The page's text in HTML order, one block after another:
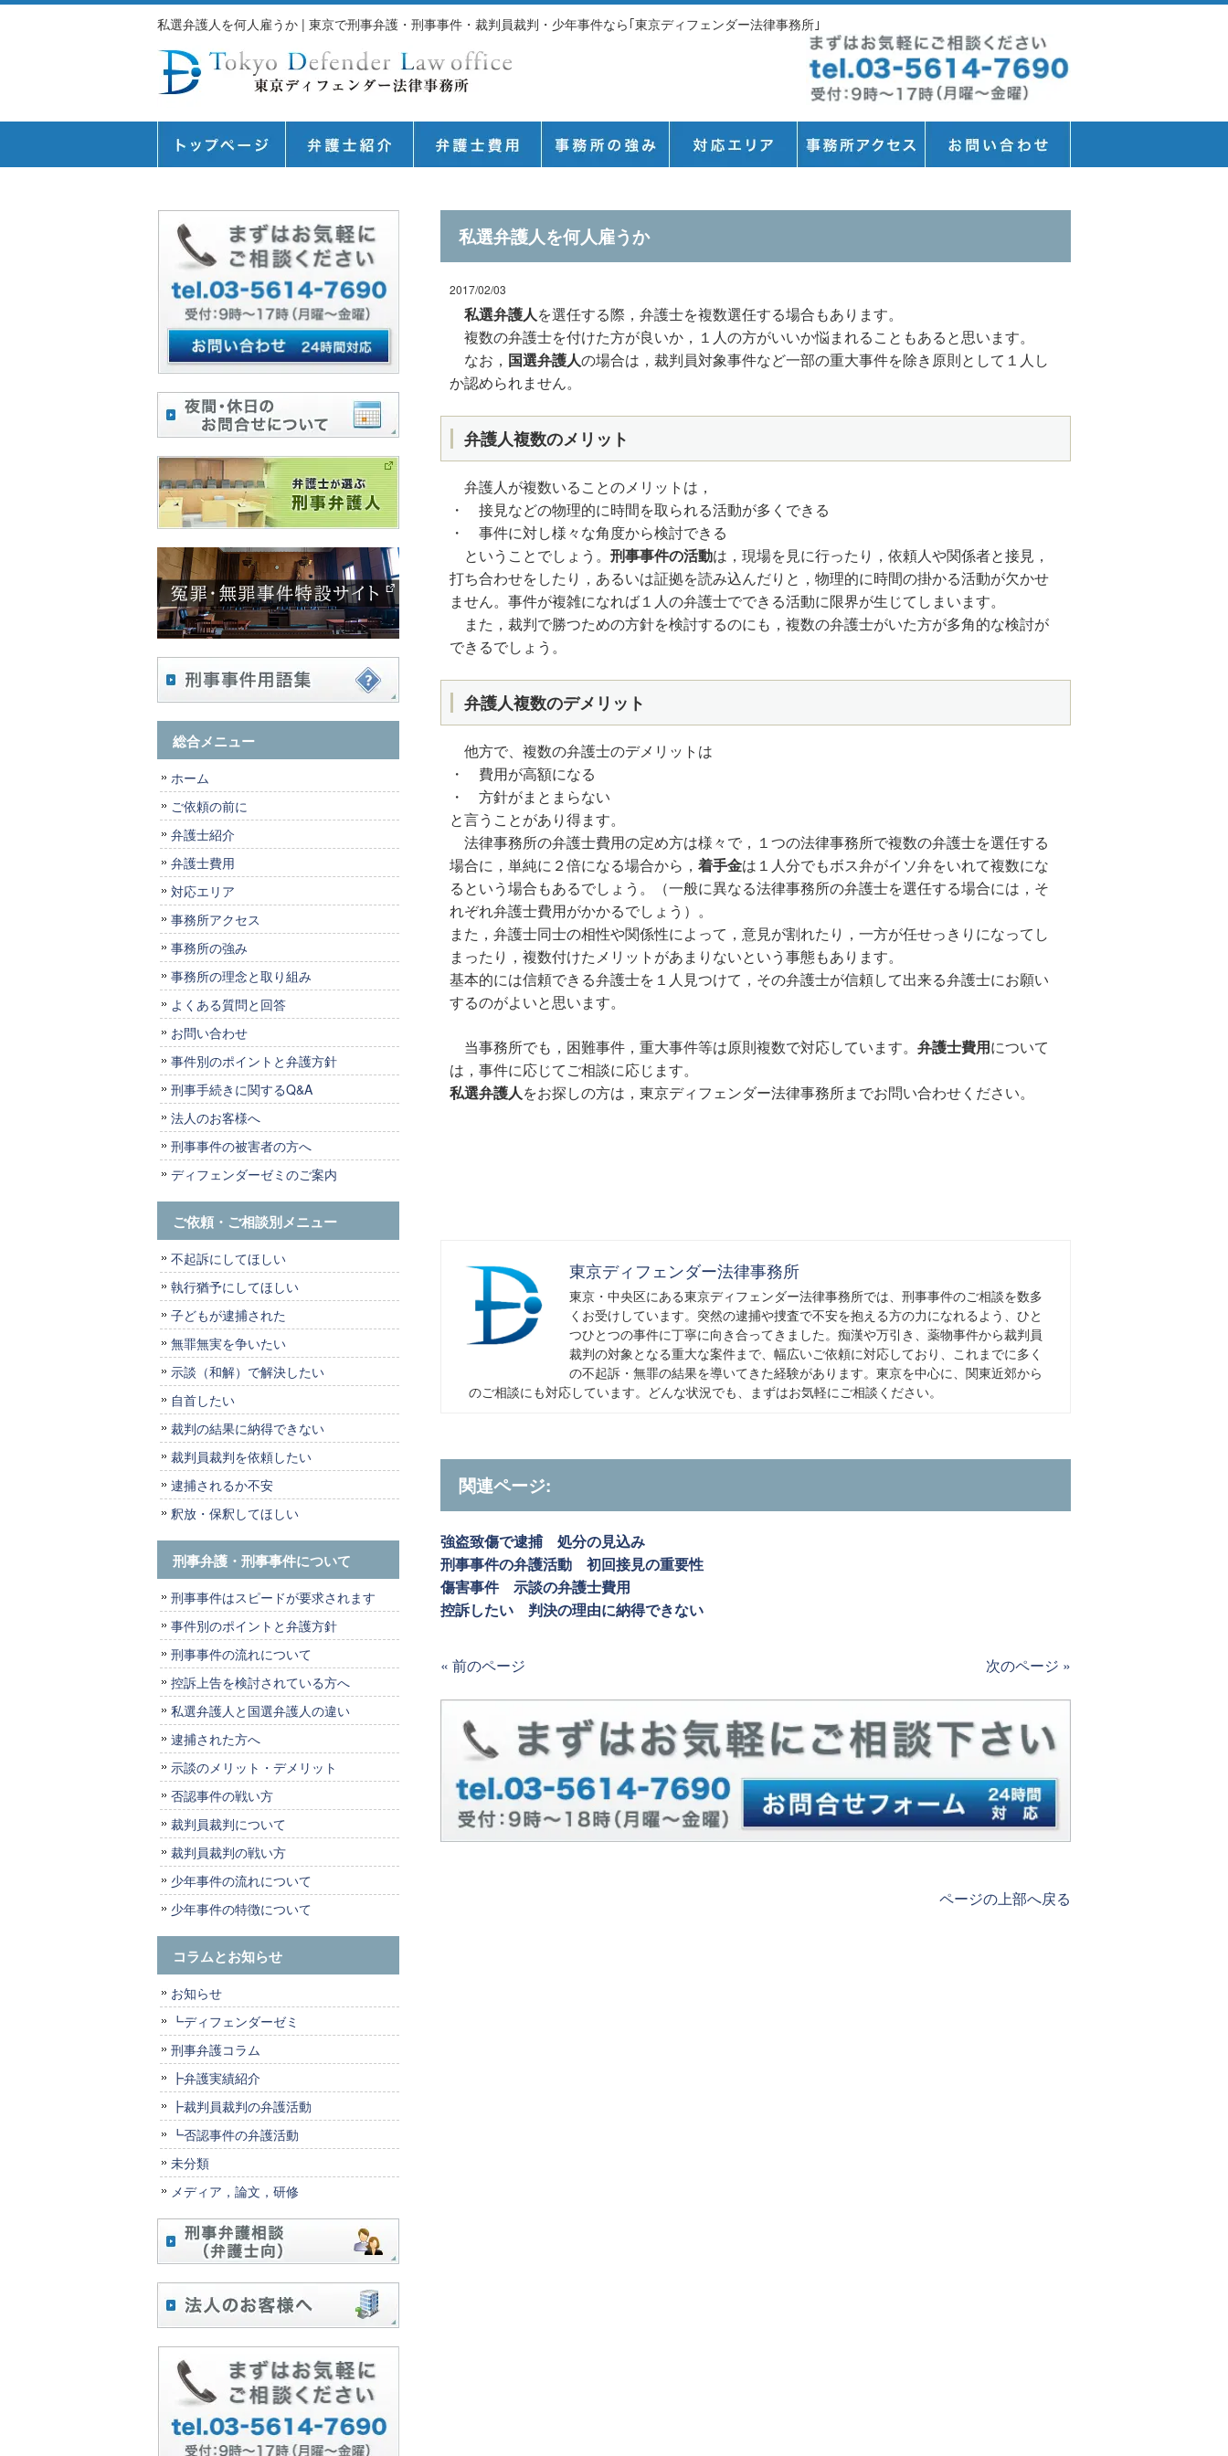
私選弁護人を何人雇うか | 東京で刑事弁護・刑事事件・裁判員裁判・少年事件なら｢東京ディフェンダー法律事務所｣
私選弁護人を何人雇うか
2017/02/03
私選弁護人を選任する際，弁護士を複数選任する場合もあります。
複数の弁護士を付けた方が良いか，１人の方がいいか悩まれることもあると思います。
なお， 国選弁護人の場合は，裁判員対象事件など一部の重大事件を除き原則として１人し
か認められません。
弁護人複数のメリット
弁護人が複数いることのメリットは，
・ 接見などの物理的に時間を取られる活動が多くできる
・ 事件に対し様々な角度から検討できる
ということでしょう。 刑事事件の活動は，現場を見に行ったり，依頼人や関係者と接見，
打ち合わせをしたり，あるいは証拠を読み込んだりと，物理的に時間の掛かる活動が欠かせ
ません。事件が複雑になれば１人の弁護士でできる活動に限界が生じてしまいます。
また，裁判で勝つための方針を検討するのにも，複数の弁護士がいた方が多角的な検討が
できるでしょう。
弁護人複数のデメリット
他方で、複数の弁護士のデメリットは
・ 費用が高額になる
・ 方針がまとまらない
と言うことがあり得ます。
法律事務所の弁護士費用の定め方は様々で，１つの法律事務所で複数の弁護士を選任する
場合に，単純に２倍になる場合から， 着手金は１人分でもボス弁がイソ弁をいれて複数にな
るという場合もあるでしょう。（一般に異なる法律事務所の弁護士を選任する場合には，そ
れぞれ弁護士費用がかかるでしょう）。
また，弁護士同士の相性や関係性によって，意見が割れたり，一方が任せっきりになってし
まったり，複数付けたメリットがあまりないという事態もあります。
基本的には信頼できる弁護士を１人見つけて，その弁護士が信頼して出来る弁護士にお願い
するのがよいと思います。
当事務所でも，困難事件，重大事件等は原則複数で対応しています。 弁護士費用について
は，事件に応じてご相談に応じます。
私選弁護人をお探しの方は，東京ディフェンダー法律事務所までお問い合わせください。
東京ディフェンダー法律事務所
東京・中央区にある東京ディフェンダー法律事務所では、刑事事件のご相談を数多
くお受けしています。突然の逮捕や捜査で不安を抱える方の力になれるよう、ひと
つひとつの事件に丁寧に向き合ってきました。痴漢や万引き、薬物事件から裁判員
裁判の対象となる重大な案件まで、幅広いご依頼に対応しており、これまでに多く
の不起訴・無罪の結果を導いてきた経験があります。東京を中心に、関東近郊から
のご相談にも対応しています。どんな状況でも、まずはお気軽にご相談ください。
関連ページ:
強盗致傷で逮捕 処分の見込み
刑事事件の弁護活動 初回接見の重要性
傷害事件 示談の弁護士費用
控訴したい 判決の理由に納得できない
« 前のページ 次のページ »
ページの上部へ戻る
総合メニュー
ホーム
ご依頼の前に
弁護士紹介
弁護士費用
対応エリア
事務所アクセス
事務所の強み
事務所の理念と取り組み
よくある質問と回答
お問い合わせ
事件別のポイントと弁護方針
刑事手続きに関するQ&A
法人のお客様へ
刑事事件の被害者の方へ
ディフェンダーゼミのご案内
ご依頼・ご相談別メニュー
不起訴にしてほしい
執行猶予にしてほしい
子どもが逮捕された
無罪無実を争いたい
示談（和解）で解決したい
自首したい
裁判の結果に納得できない
裁判員裁判を依頼したい
逮捕されるか不安
釈放・保釈してほしい
刑事弁護・刑事事件について
刑事事件はスピードが要求されます
事件別のポイントと弁護方針
刑事事件の流れについて
控訴上告を検討されている方へ
私選弁護人と国選弁護人の違い
逮捕された方へ
示談のメリット・デメリット
否認事件の戦い方
裁判員裁判について
裁判員裁判の戦い方
少年事件の流れについて
少年事件の特徴について
コラムとお知らせ
お知らせ
┗ディフェンダーゼミ
刑事弁護コラム
┣弁護実績紹介
┣裁判員裁判の弁護活動
┗否認事件の弁護活動
未分類
メディア，論文，研修